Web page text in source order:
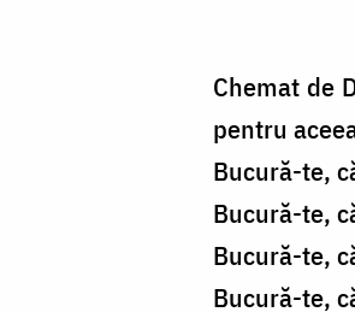
Chemat de
pentru
Bucură-te,
Bucură-te,
Bucură-te,
Bucură-te,